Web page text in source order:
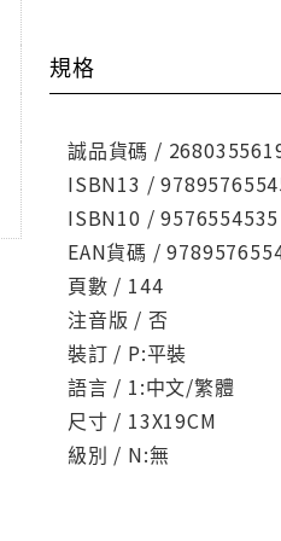
規格
誠品貨碼 /
ISBN13 /
ISBN10 / 9576554535
EAN貨碼 /
頁數 / 144
注音版 / 否
裝訂 / P:平裝
語言 / 1:中文/繁體
尺寸 / 13X19CM
級別 / N:無